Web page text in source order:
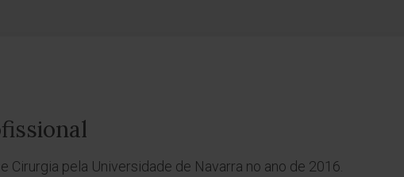
Cirurgia pela Universidade de Navarra no ano de 2016.